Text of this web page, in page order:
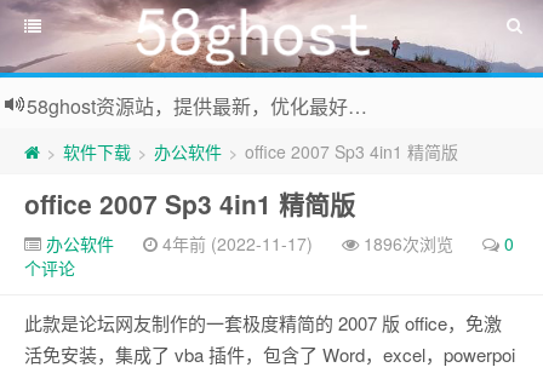
58ghost资源站，提供最新，优化最好系统及装机常用软件下载
> 软件下载 > 办公软件 > office 2007 Sp3 4in1 精简版
office 2007 Sp3 4in1 精简版
办公软件 4年前 (2022-11-17) 1896次浏览
0
个评论
此款是论坛网友制作的一套极度精简的 2007 版 office，免激
活免安装，集成了 vba 插件，包含了 Word，excel，powerpoi